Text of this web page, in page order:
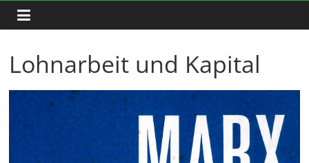
Lohnarbeit und Kapital